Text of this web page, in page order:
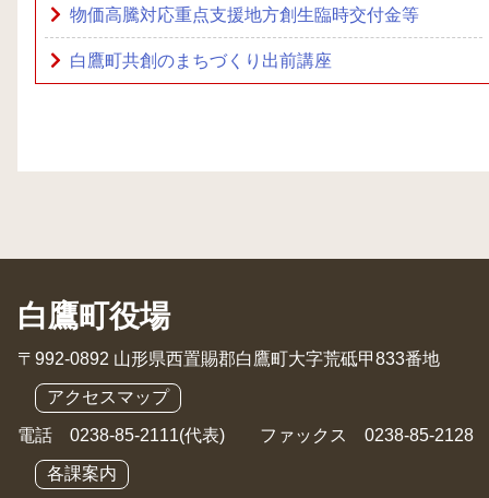
物価高騰対応重点支援地方創生臨時交付金等
白鷹町共創のまちづくり出前講座
白鷹町役場
〒992-0892 山形県西置賜郡白鷹町大字荒砥甲833番地
アクセスマップ
電話 0238-85-2111(代表) ファックス 0238-85-2128
各課案内